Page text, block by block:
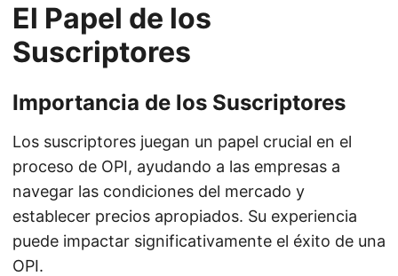
El Papel de los
Suscriptores
Importancia de los Suscriptores
Los suscriptores juegan un papel crucial en el
proceso de OPI, ayudando a las empresas a
navegar las condiciones del mercado y
establecer precios apropiados. Su experiencia
puede impactar significativamente el éxito de una
OPI.